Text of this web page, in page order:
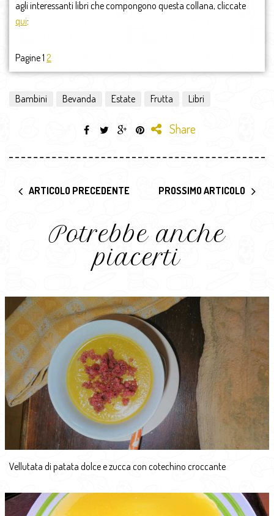
agli interessanti libri che compongono questa collana, cliccate
qui:
Pagine 1 2
Bambini Bevanda Estate Frutta Libri
Share
ARTICOLO PRECEDENTE PROSSIMO ARTICOLO
Potrebbe anche
piacerti
Vellutata di patata dolce e zucca con cotechino croccante